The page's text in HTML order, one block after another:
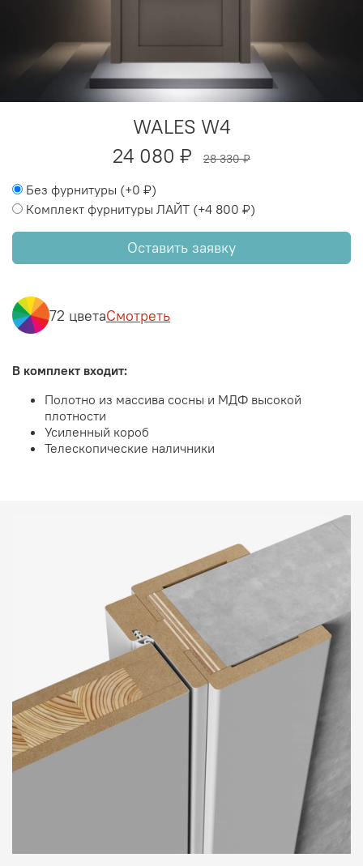
WALES W4
24 080 ₽
28 330 ₽
Без фурнитуры (+0 ₽)
Комплект фурнитуры ЛАЙТ (+4 800 ₽)
Оставить заявку
72 цветаСмотреть
В комплект входит:
Полотно из массива сосны и МДФ высокой
плотности
Усиленный короб
Телескопические наличники